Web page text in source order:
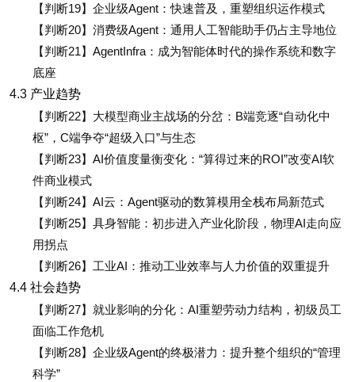
【判断19】企业级Agent：快速普及，重塑组织运作模式
【判断20】消费级Agent：通用人工智能助手仍占主导地位
【判断21】AgentInfra：成为智能体时代的操作系统和数字
底座
4.3 产业趋势
【判断22】大模型商业主战场的分岔：B端竞逐“自动化中
枢”，C端争夺“超级入口”与生态
【判断23】AI价值度量衡变化：“算得过来的ROI”改变AI软
件商业模式
【判断24】AI云：Agent驱动的数算模用全栈布局新范式
【判断25】具身智能：初步进入产业化阶段，物理AI走向应
用拐点
【判断26】工业AI：推动工业效率与人力价值的双重提升
4.4 社会趋势
【判断27】就业影响的分化：AI重塑劳动力结构，初级员工
面临工作危机
【判断28】企业级Agent的终极潜力：提升整个组织的“管理
科学”